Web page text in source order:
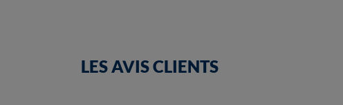
LES AVIS CLIENTS